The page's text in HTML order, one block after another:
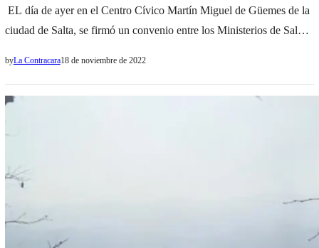
EL día de ayer en el Centro Cívico Martín Miguel de Güemes de la
ciudad de Salta, se firmó un convenio entre los Ministerios de Salud
byLa Contracara18 de noviembre de 2022